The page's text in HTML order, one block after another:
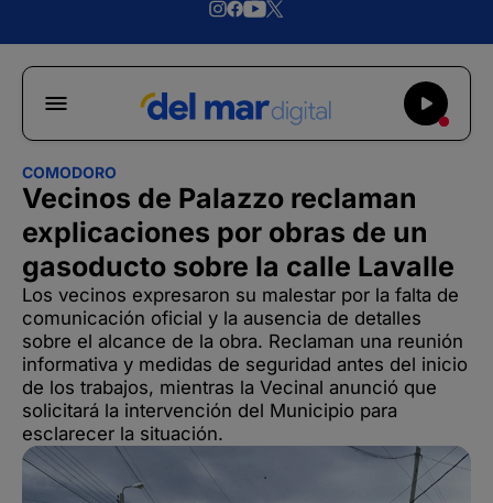
COMODORO
Vecinos de Palazzo reclaman
explicaciones por obras de un
gasoducto sobre la calle Lavalle
Los vecinos expresaron su malestar por la falta de
comunicación oficial y la ausencia de detalles
sobre el alcance de la obra. Reclaman una reunión
informativa y medidas de seguridad antes del inicio
de los trabajos, mientras la Vecinal anunció que
solicitará la intervención del Municipio para
esclarecer la situación.